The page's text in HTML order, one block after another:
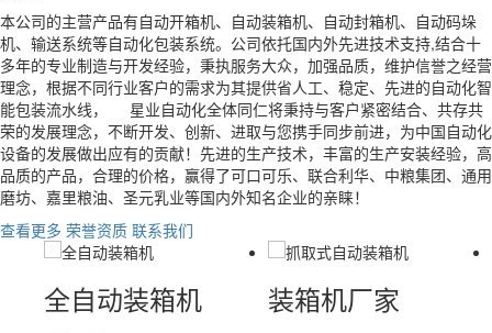
本公司的主营产品有自动开箱机、自动装箱机、自动封箱机、自动码垛
机、输送系统等自动化包装系统。公司依托国内外先进技术支持,结合十
多年的专业制造与开发经验，秉执服务大众，加强品质，维护信誉之经营
理念，根据不同行业客户的需求为其提供省人工、稳定、先进的自动化智
能包装流水线， 星业自动化全体同仁将秉持与客户紧密结合、共存共
荣的发展理念，不断开发、创新、进取与您携手同步前进，为中国自动化
设备的发展做出应有的贡献！先进的生产技术，丰富的生产安装经验，高
品质的产品，合理的价格，赢得了可口可乐、联合利华、中粮集团、通用
磨坊、嘉里粮油、圣元乳业等国内外知名企业的亲睐！
查看更多 荣誉资质 联系我们
动装箱机 装箱机厂家